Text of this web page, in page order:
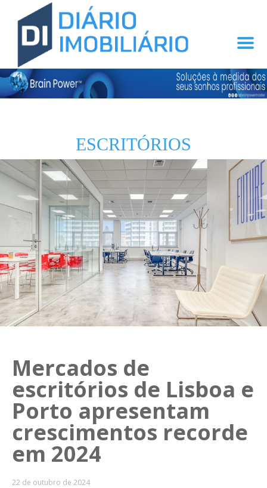
ESCRITÓRIOS
Mercados de
escritórios de Lisboa e
Porto apresentam
crescimentos recorde
em 2024
22 de outubro de 2024